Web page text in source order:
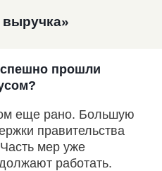
выручка»
прошли
еще рано. Большую
правительства
мер уже
работать.